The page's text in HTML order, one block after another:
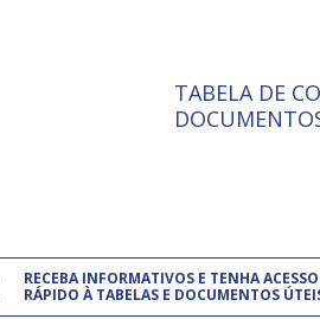
ISO 9001:
A
TABELA DE
RECEBA INFORMATIVOS E TENHA ACESSO
RÁPIDO À TABELAS E DOCUMENTOS